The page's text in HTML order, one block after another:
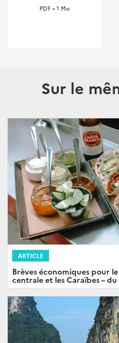
PDF • 1 Mo
Sur le
ARTICLE
Brèves économiques pour
centrale et les Caraïbes –